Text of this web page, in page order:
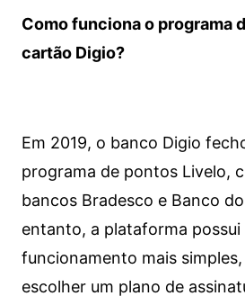
Como funciona o programa
cartão Digio?
Em 2019, o banco Digio
programa de pontos Livelo,
bancos Bradesco e Banco
entanto, a plataforma possui
funcionamento mais
escolher um plano de